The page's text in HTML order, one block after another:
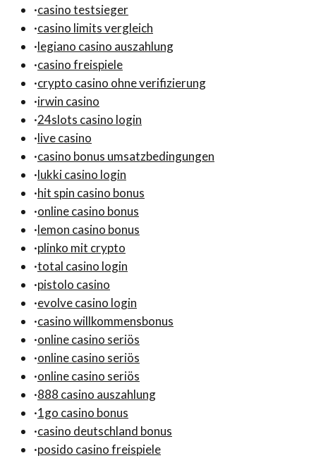
·casino testsieger
·casino limits vergleich
·legiano casino auszahlung
·casino freispiele
·crypto casino ohne verifizierung
·irwin casino
·24slots casino login
·live casino
·casino bonus umsatzbedingungen
·lukki casino login
·hit spin casino bonus
·online casino bonus
·lemon casino bonus
·plinko mit crypto
·total casino login
·pistolo casino
·evolve casino login
·casino willkommensbonus
·online casino seriös
·online casino seriös
·online casino seriös
·888 casino auszahlung
·1go casino bonus
·casino deutschland bonus
·posido casino freispiele